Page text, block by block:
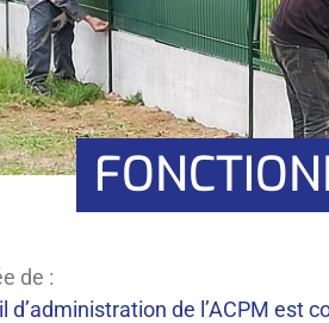
de :
d’administration de l’ACPM est